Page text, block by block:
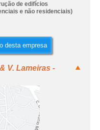
de edifícios
e não residenciais)
desta empresa
V. Lameiras -